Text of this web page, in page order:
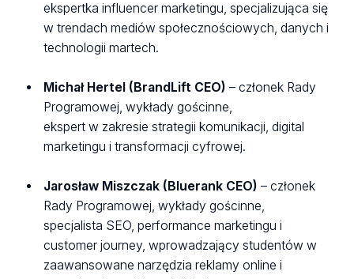
ekspertka influencer marketingu, specjalizująca się
w trendach mediów społecznościowych, danych i
technologii martech.
Michał Hertel (BrandLift CEO) – członek Rady
Programowej, wykłady gościnne,
ekspert w zakresie strategii komunikacji, digital
marketingu i transformacji cyfrowej.
Jarosław Miszczak (Bluerank CEO) – członek
Rady Programowej, wykłady gościnne,
specjalista SEO, performance marketingu i
customer journey, wprowadzający studentów w
zaawansowane narzędzia reklamy online i